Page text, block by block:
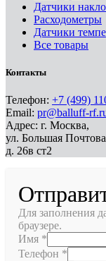
Датчики
Расходометры
Датчики
Все товары
Контакты
Телефон: +7 (499)
Email: pr@balluff-
Адрес: г. Москва,
ул. Большая
д. 26в ст2
Для заполнения
браузере.
Имя *
Телефон *